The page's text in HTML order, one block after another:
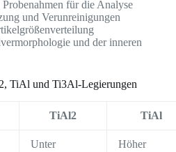
für die Analyse
und Verunreinigungen
und der inneren
TiAl und Ti3Al-Legierungen
TiAl2 TiAl
Unter Höher